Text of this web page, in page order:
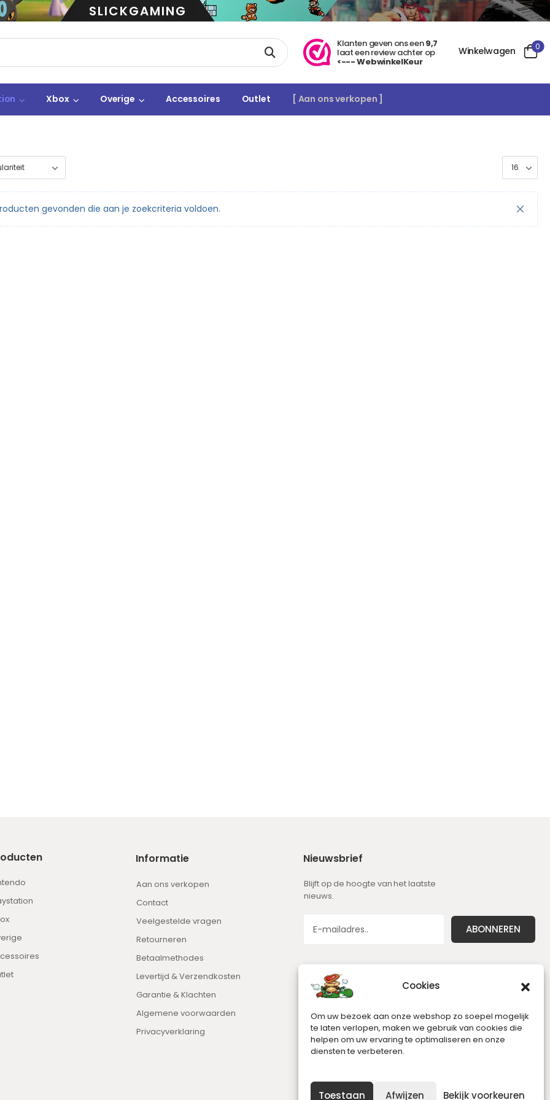
Cookies
Om uw bezoek aan onze webshop zo soepel mogelijk
te laten verlopen, maken we gebruik van cookies die
helpen om uw ervaring te optimaliseren en onze
diensten te verbeteren.
Toestaan Afwijzen Bekijk voorkeuren
SLICKGAMING
Klanten geven ons een9,7
laat een review achter op
<--- WebwinkelKeur
Winkelwagen 0
Xbox Overige Accessoires Outlet [ Aan ons verkopen ]
gevonden die aan je zoekcriteria voldoen.
Informatie
Aan ons verkopen
Contact
Veelgestelde vragen
Retourneren
Betaalmethodes
Levertijd & Verzendkosten
Garantie & Klachten
Algemene voorwaarden
Privacyverklaring
Nieuwsbrief
Blijft op de hoogte van het laatste
nieuws.